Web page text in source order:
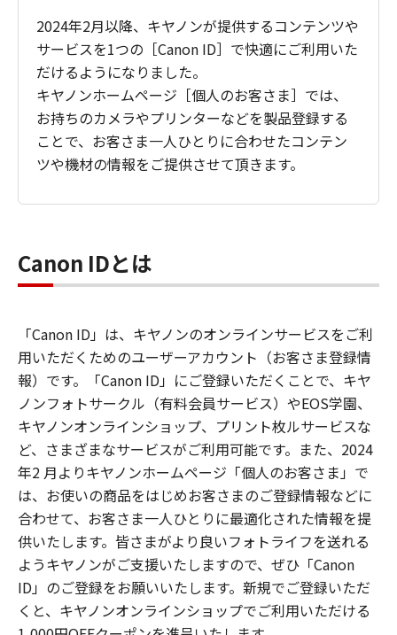
2024年2月以降、キヤノンが提供するコンテンツや
サービスを1つの［Canon ID］で快適にご利用いた
だけるようになりました。
キヤノンホームページ［個人のお客さま］では、
お持ちのカメラやプリンターなどを製品登録する
ことで、お客さま一人ひとりに合わせたコンテン
ツや機材の情報をご提供させて頂きます。
Canon IDとは
「Canon ID」は、キヤノンのオンラインサービスをご利
用いただくためのユーザーアカウント（お客さま登録情
報）です。「Canon ID」にご登録いただくことで、キヤ
ノンフォトサークル（有料会員サービス）やEOS学園、
キヤノンオンラインショップ、プリント枚ルサービスな
ど、さまざまなサービスがご利用可能です。また、2024
年2 月よりキヤノンホームページ「個人のお客さま」で
は、お使いの商品をはじめお客さまのご登録情報などに
合わせて、お客さま一人ひとりに最適化された情報を提
供いたします。皆さまがより良いフォトライフを送れる
ようキヤノンがご支援いたしますので、ぜひ「Canon
ID」のご登録をお願いいたします。新規でご登録いただ
くと、キヤノンオンラインショップでご利用いただける